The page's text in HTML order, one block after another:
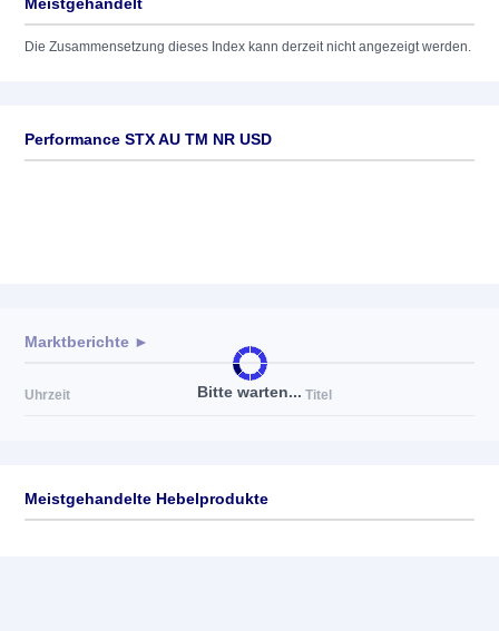
Die Zusammensetzung dieses Index kann derzeit nicht angezeigt werden.
Performance STX AU TM NR USD
Bitte warten...
Marktberichte ►
Uhrzeit Titel
Meistgehandelte Hebelprodukte